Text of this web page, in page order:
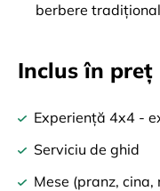
berbere
Inclus în preț
Experiență 4x4 -
Serviciu de ghid
Mese (pranz, cina,